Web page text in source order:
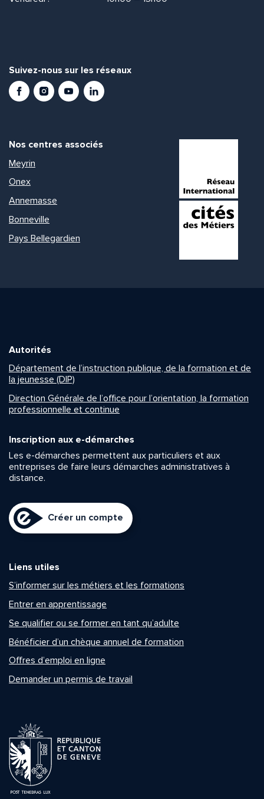
Suivez-nous sur les réseaux
FacebookInstagramYoutubeLinkedIn
Nos centres associés
Meyrin
Onex
Annemasse
Bonneville
Pays Bellegardien
Autorités
Département de l’instruction publique, de la formation et de
la jeunesse (DIP)
Direction Générale de l’office pour l’orientation, la formation
professionnelle et continue
Inscription aux e-démarches
Les e-démarches permettent aux particuliers et aux
entreprises de faire leurs démarches administratives à
distance.
Créer un compte
Liens utiles
S’informer sur les métiers et les formations
Entrer en apprentissage
Se qualifier ou se former en tant qu’adulte
Bénéficier d’un chèque annuel de formation
Offres d’emploi en ligne
Demander un permis de travail